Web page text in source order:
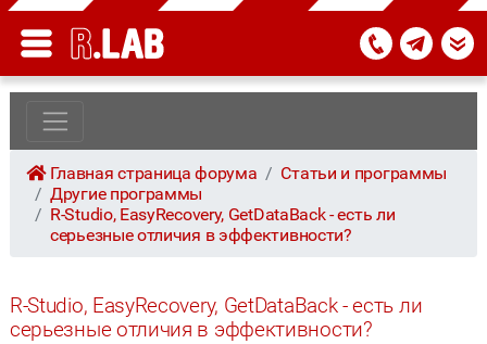
Главная страница форума
Статьи и программы
Другие программы
R-Studio, EasyRecovery, GetDataBack - есть ли
серьезные отличия в эффективности?
R-Studio, EasyRecovery, GetDataBack - есть ли
серьезные отличия в эффективности?